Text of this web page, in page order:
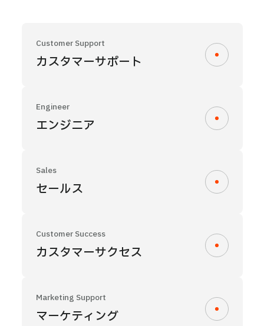
Customer Support
カスタマーサポート
Engineer
エンジニア
Sales
セールス
Customer Success
カスタマーサクセス
Marketing Support
マーケティング